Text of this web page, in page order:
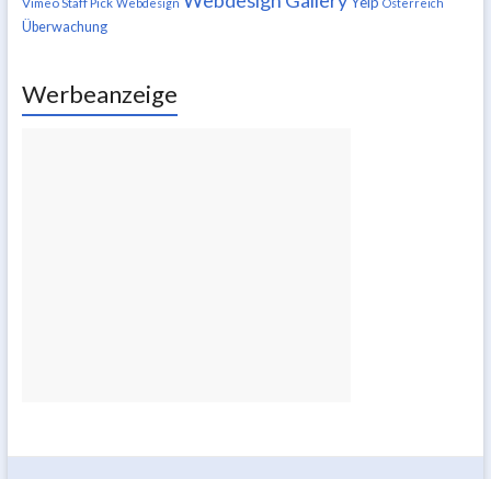
Vimeo Staff Pick Webdesign Österreich
Überwachung
Werbeanzeige